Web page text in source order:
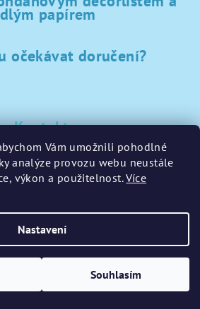
Vám umožnili pohodlné
analýze provozu webu neustále
výkon a použitelnost.Více
Nastavení
Souhlasím
papírem
očekávat doručení?
Kontakt
nastavení cookies
Vytvořil Shoptet